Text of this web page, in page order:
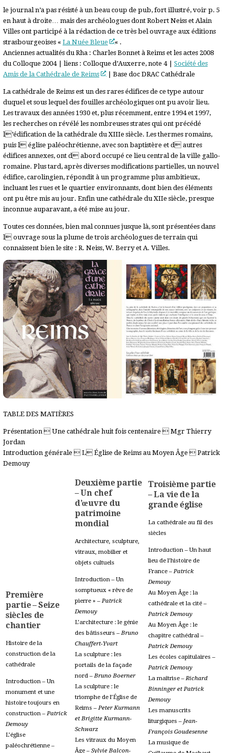
le journal n’a pas résisté à un beau coup de pub, fort illustré, voir p. 5
en haut à droite… mais des archéologues dont Robert Neiss et Alain
Villes ont participé à la rédaction de ce très bel ouvrage aux éditions
strasbourgeoises «La Nuée Bleue
« .
Anciennes actualités du Rha : Charles Bonnet à Reims et les actes 2008
du Colloque 2004 | liens : Colloque d’Auxerre, note 4 |Société des
Amis de la Cathédrale de Reims
| Base doc DRAC Cathédrale
La cathédrale de Reims est un des rares édifices de ce type autour
duquel et sous lequel des fouilles archéologiques ont pu avoir lieu.
Les travaux des années 1930 et, plus récemment, entre 1994 et 1997,
les recherches on révélé les nombreuses strates qui ont précédé
l’édification de la cathédrale du XIIIe siècle. Les thermes romains,
puis l église paléochrétienne, avec son baptistère et d autres
édifices annexes, ont d abord occupé ce lieu central de la ville gallo-
romaine. Plus tard, après diverses modifications partielles, un nouvel
édifice, carolingien, répondit à un programme plus ambitieux,
incluant les rues et le quartier environnants, dont bien des éléments
ont pu être mis au jour. Enfin une cathédrale du XIIe siècle, presque
inconnue auparavant, a été mise au jour.
Toutes ces données, bien mal connues jusque là, sont présentées dans
l ouvrage sous la plume de trois archéologues de terrain qui
connaissent bien le site : R. Neiss, W. Berry et A. Villes.
TABLE DES MATIÈRES
Présentation  Une cathédrale huit fois centenaire  Mgr Thierry
Jordan
Introduction générale  L Église de Reims au Moyen Âge  Patrick
Demouy
Première
partie – Seize
siècles de
chantier
Histoire de la
construction de la
cathédrale
Introduction – Un
monument et une
histoire toujours en
construction – Patrick
Demouy
L’église
paléochrétienne –
Deuxième partie
– Un chef
d’œuvre du
patrimoine
mondial
Architecture, sculpture,
vitraux, mobilier et
objets cultuels
Introduction – Un
somptueux « rêve de
pierre » – Patrick
Demouy
L’architecture : le génie
des bâtisseurs – Bruno
Chauffert-Yvart
La sculpture : les
portails de la façade
nord – Bruno Boerner
La sculpture : le
triomphe de l’Église de
Reims – Peter Kurmann
et Brigitte Kurmann-
Schwarz
Les vitraux du Moyen
Âge –Sylvie Balcon-
Troisième partie
– La vie de la
grande église
La cathédrale au fil des
siècles
Introduction – Un haut
lieu de l’histoire de
France – Patrick
Demouy
Au Moyen Âge : la
cathédrale et la cité –
Patrick Demouy
Au Moyen Âge : le
chapitre cathédral –
Patrick Demouy
Les écoles capitulaires –
Patrick Demouy
La maîtrise – Richard
Binninger et Patrick
Demouy
Les manuscrits
liturgiques – Jean-
François Goudesenne
La musique de